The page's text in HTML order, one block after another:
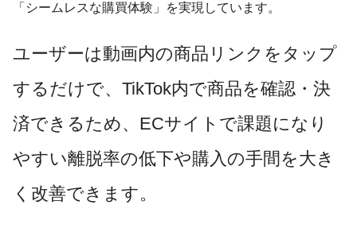
「シームレスな購買体験」を実現しています。
ユーザーは動画内の商品リンクをタップ
するだけで、TikTok内で商品を確認・決
済できるため、ECサイトで課題になり
やすい離脱率の低下や購入の手間を大き
く改善できます。